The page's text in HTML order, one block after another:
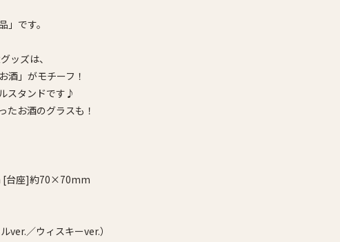
です。
ッズは、
酒」がモチーフ！
スタンドです♪
たお酒のグラスも！
[台座]約70×70mm
ver.／ウィスキーver.）